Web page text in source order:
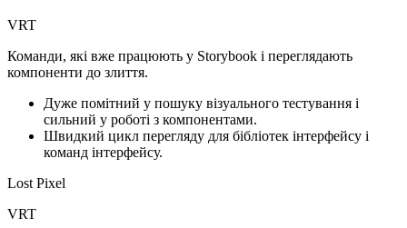
VRT
Команди, які вже працюють у Storybook і переглядають
компоненти до злиття.
Дуже помітний у пошуку візуального тестування і
сильний у роботі з компонентами.
Швидкий цикл перегляду для бібліотек інтерфейсу і
команд інтерфейсу.
Lost Pixel
VRT